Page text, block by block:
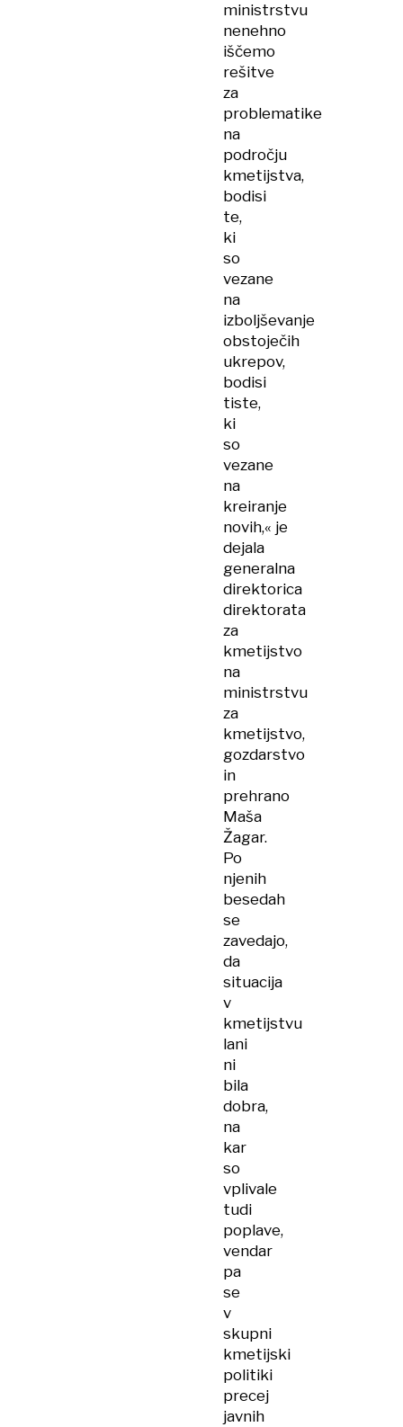
ministrstvu
nenehno
iščemo
rešitve
za
problematike
na
področju
kmetijstva,
bodisi
te,
ki
so
vezane
na
izboljševanje
obstoječih
ukrepov,
bodisi
tiste,
ki
so
vezane
na
kreiranje
novih,« je
dejala
generalna
direktorica
direktorata
za
kmetijstvo
na
ministrstvu
za
kmetijstvo,
gozdarstvo
in
prehrano
Maša
Žagar.
Po
njenih
besedah
se
zavedajo,
da
situacija
v
kmetijstvu
lani
ni
bila
dobra,
na
kar
so
vplivale
tudi
poplave,
vendar
pa
se
v
skupni
kmetijski
politiki
precej
javnih